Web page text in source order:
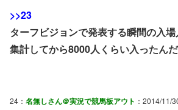
>>23
ターフビジョンで発表する瞬間の入
集計してから8000人くらい入ったん
24： 名無しさん＠実況で競馬板アウト ：2014/11/